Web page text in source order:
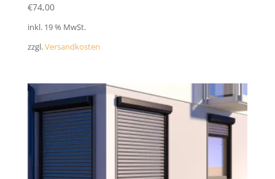
€74,00
inkl. 19 % MwSt.
zzgl.Versandkosten